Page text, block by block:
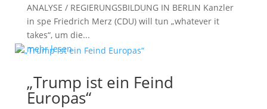
ANALYSE / REGIERUNGSBILDUNG IN BERLIN Kanzler
in spe Friedrich Merz (CDU) will tun „whatever it
takes“, um die...
mehr lesen
„Trump ist ein Feind
Europas“